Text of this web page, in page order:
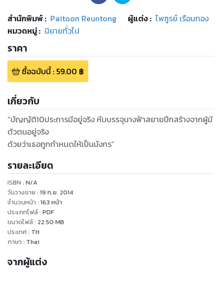
สำนักพิมพ์: Paitoon Reuntong ผู้แต่ง : ไพฑูรย์ เรือนทอง
หมวดหมู่: นิยายทั่วไป
ราคา
ซื้อฉบับนี้: 59.00 ฿
เกี่ยวกับ
“บัญญัติ10ประการมีอยู่จริง หีบบรรจุนางฟ้าสยายปีกสร้างจากผู้มี
ตัวตนอยู่จริง
รายละเอียด
ISBN : N/A
วันวางขาย : 19 ก.ย. 2014
จำนวนหน้า : 163 หน้า
ประเภทไฟล์: PDF
ขนาดไฟล์: 22.50 MB
ประเทศ: TH
ภาษา : Thai
จากผู้แต่ง